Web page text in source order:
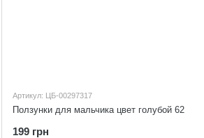
Артикул: ЦБ-00297317
Ползунки для мальчика цвет голубой 62
199 грн